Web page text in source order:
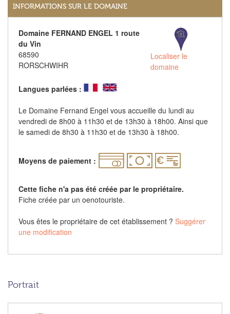
INFORMATIONS SUR LE DOMAINE
Domaine FERNAND ENGEL 1 route
du Vin
68590
RORSCHWIHR
Localiser le
domaine
Langues parlées :
Le Domaine Fernand Engel vous accueille du lundi au
vendredi de 8h00 à 11h30 et de 13h30 à 18h00. Ainsi que
le samedi de 8h30 à 11h30 et de 13h30 à 18h00.
Moyens de paiement :
Cette fiche n'a pas été créée par le propriétaire.
Fiche créée par un oenotouriste.
Vous êtes le propriétaire de cet établissement ? Suggérer
une modification
Portrait